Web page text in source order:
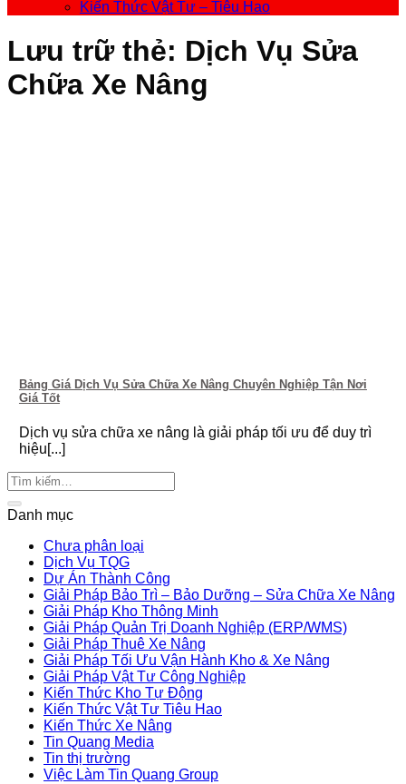
Kiến Thức Vật Tư – Tiêu Hao
Lưu trữ thẻ: Dịch Vụ Sửa
Chữa Xe Nâng
Bảng Giá Dịch Vụ Sửa Chữa Xe Nâng Chuyên Nghiệp Tận Nơi
Giá Tốt
Dịch vụ sửa chữa xe nâng là giải pháp tối ưu để duy trì
hiệu[...]
Danh mục
Chưa phân loại
Dịch Vụ TQG
Dự Án Thành Công
Giải Pháp Bảo Trì – Bảo Dưỡng – Sửa Chữa Xe Nâng
Giải Pháp Kho Thông Minh
Giải Pháp Quản Trị Doanh Nghiệp (ERP/WMS)
Giải Pháp Thuê Xe Nâng
Giải Pháp Tối Ưu Vận Hành Kho & Xe Nâng
Giải Pháp Vật Tư Công Nghiệp
Kiến Thức Kho Tự Động
Kiến Thức Vật Tư Tiêu Hao
Kiến Thức Xe Nâng
Tin Quang Media
Tin thị trường
Việc Làm Tin Quang Group